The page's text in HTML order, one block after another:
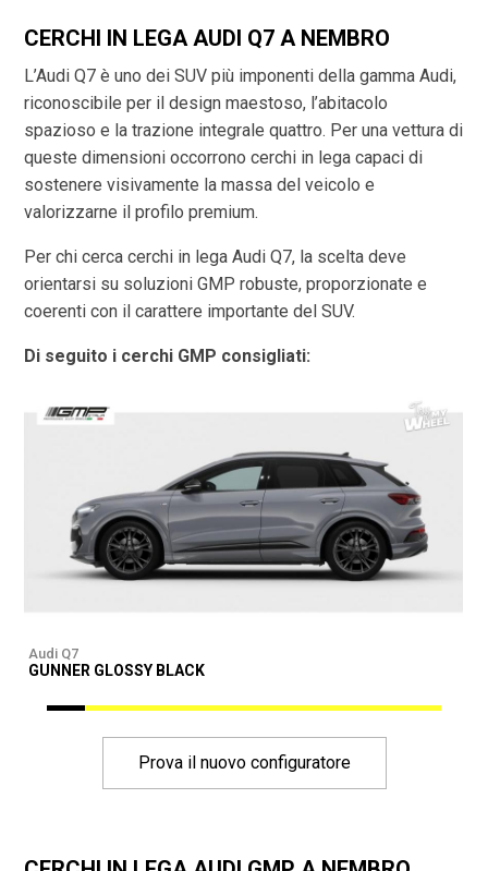
CERCHI IN LEGA AUDI Q7 A NEMBRO
L’Audi Q7 è uno dei SUV più imponenti della gamma Audi,
riconoscibile per il design maestoso, l’abitacolo
spazioso e la trazione integrale quattro. Per una vettura di
queste dimensioni occorrono cerchi in lega capaci di
sostenere visivamente la massa del veicolo e
valorizzarne il profilo premium.
Per chi cerca cerchi in lega Audi Q7, la scelta deve
orientarsi su soluzioni GMP robuste, proporzionate e
coerenti con il carattere importante del SUV.
Di seguito i cerchi GMP consigliati:
Audi Q7
GUNNER GLOSSY BLACK
Prova il nuovo configuratore